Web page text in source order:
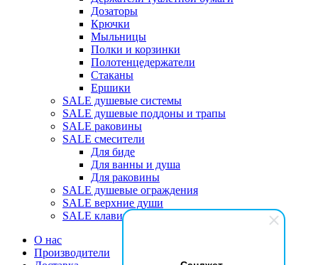
Дозаторы
Крючки
Мыльницы
Полки и корзинки
Полотенцедержатели
Стаканы
Ершики
SALE душевые системы
SALE душевые поддоны и трапы
SALE раковины
SALE смесители
Для биде
Для ванны и душа
Для раковины
SALE душевые ограждения
SALE верхние души
SALE клавиши
О нас
Производители